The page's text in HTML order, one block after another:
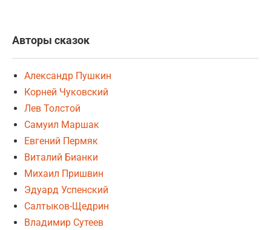
Авторы сказок
Александр Пушкин
Корней Чуковский
Лев Толстой
Самуил Маршак
Евгений Пермяк
Виталий Бианки
Михаил Пришвин
Эдуард Успенский
Салтыков-Щедрин
Владимир Сутеев